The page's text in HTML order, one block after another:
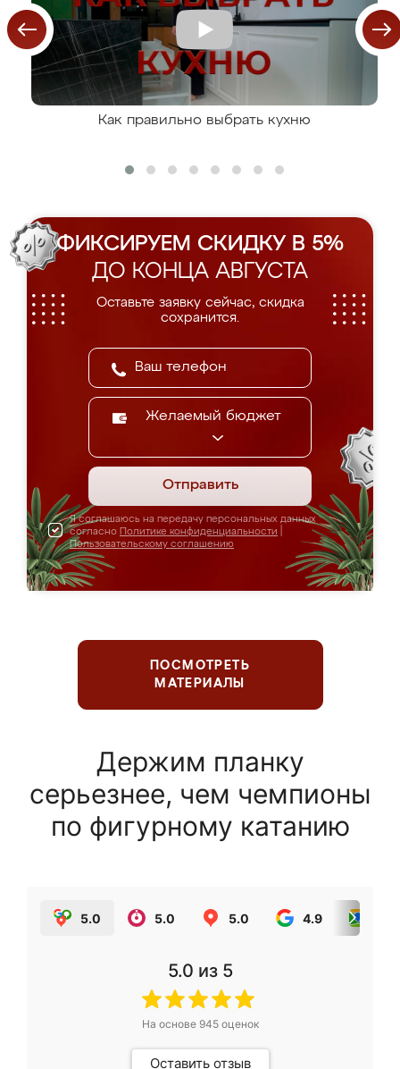
Как правильно выбрать кухню
ФИКСИРУЕМ СКИДКУ В 5%
ДО КОНЦА АВГУСТА
Оставьте заявку сейчас, скидка
сохранится.
Желаемый бюджет
Отправить
Я соглашаюсь на передачу персональных данных
согласно Политике конфиденциальности
Пользовательскому соглашению
ПОСМОТРЕТЬ
МАТЕРИАЛЫ
Держим планку
серьезнее, чем чемпионы
по фигурному катанию
5.0 5.0 5.0 4.9
5.0 из 5
На основе 945оценок
Оставить отзыв